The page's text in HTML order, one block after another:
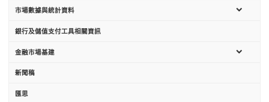
市場數據與統計資料
銀行及儲值支付工具相關資訊
金融市場基建
新聞稿
匯思